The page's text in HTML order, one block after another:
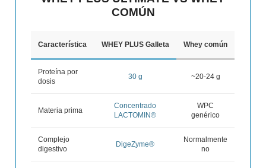
COMÚN
Característica WHEY PLUS Galleta Whey común
Proteína por
dosis
30 g ~20-24 g
Materia prima
Concentrado
LACTOMIN®
WPC
genérico
Complejo
digestivo
DigeZyme®
Normalmente
no